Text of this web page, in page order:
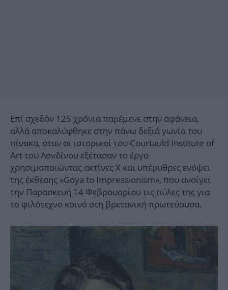
Επί σχεδόν 125 χρόνια παρέμενε στην αφάνεια,
αλλά αποκαλύφθηκε στην πάνω δεξιά γωνία του
πίνακα, όταν οι ιστορικοί του Courtauld Institute of
Art του Λονδίνου εξέτασαν το έργο
χρησιμοποιώντας ακτίνες Χ και υπέρυθρες ενόψει
της έκθεσης «Goya to Impressionism», που ανοίγει
την Παρασκευή 14 Φεβρουαρίου τις πύλες της για
το φιλότεχνο κοινό στη βρετανική πρωτεύουσα.